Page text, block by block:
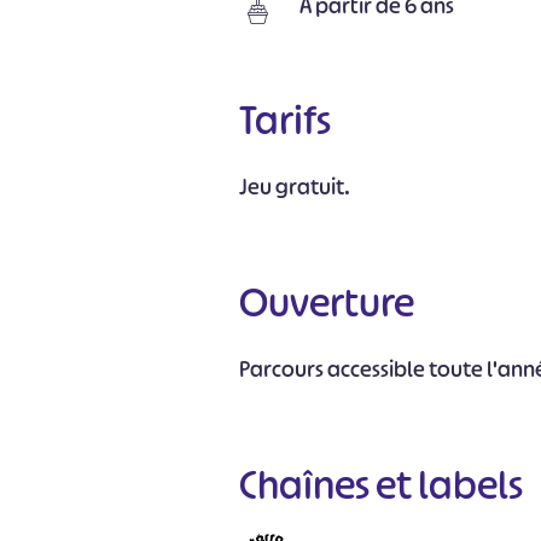
À partir de 6 ans
Tarifs
Jeu gratuit.
Ouverture
Parcours accessible toute
Chaînes et labels